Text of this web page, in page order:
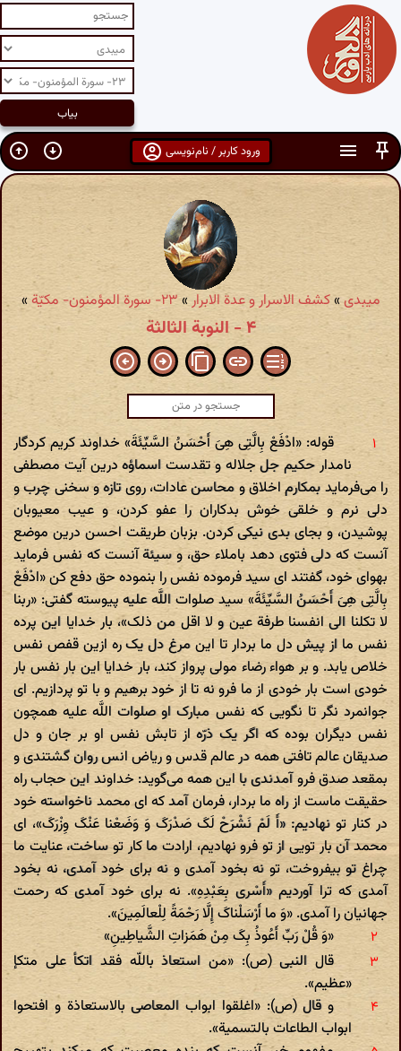
ورود کاربر / نام‌نویسی
میبدی»کشف الاسرار و عدة الابرار» ۲۳- سورة المؤمنون- مکیّة »
۴ - النوبة الثالثة
قوله: «ادْفَعْ بِالَّتِی هِیَ أَحْسَنُ السَّیِّئَةَ» خداوند کریم کردگار
نامدار حکیم جل جلاله و تقدست اسماؤه درین آیت مصطفی
را می‌فرماید بمکارم اخلاق و محاسن عادات، روی تازه و سخنی چرب و
دلی نرم و خلقی خوش بدکاران را عفو کردن، و عیب معیوبان
پوشیدن، و بجای بدی نیکی کردن. بزبان طریقت احسن درین موضع
آنست که دلی فتوی دهد باملاء حق، و سیئة آنست که نفس فرماید
بهوای خود، گفتند ای سید فرموده نفس را بنموده حق دفع کن «ادْفَعْ
بِالَّتِی هِیَ أَحْسَنُ السَّیِّئَةَ» سید صلوات اللَّه علیه پیوسته گفتی: «ربنا
لا تکلنا الی انفسنا طرفة عین و لا اقل من ذلک»، بار خدایا این پرده
نفس ما از پیش دل ما بردار تا این مرغ دل یک ره ازین قفص نفس
خلاص یابد. و بر هواء رضاء مولی پرواز کند، بار خدایا این بار نفس بار
خودی است بار خودی از ما فرو نه تا از خود برهیم و با تو پردازیم. ای
جوانمرد نگر تا نگویی که نفس مبارک او صلوات اللَّه علیه همچون
نفس دیگران بوده که اگر یک ذرّه از تابش نفس او بر جان و دل
صدیقان عالم تافتی همه در عالم قدس و ریاض انس روان گشتندی و
بمقعد صدق فرو آمدندی با این همه می‌گوید: خداوند این حجاب راه
حقیقت ماست از راه ما بردار، فرمان آمد که ای محمد ناخواسته خود
در کنار تو نهادیم: «أَ لَمْ نَشْرَحْ لَکَ صَدْرَکَ وَ وَضَعْنا عَنْکَ وِزْرَکَ»، ای
محمد آن بار تویی از تو فرو نهادیم، ارادت ما کار تو ساخت، عنایت ما
چراغ تو بیفروخت، تو نه بخود آمدی و نه برای خود آمدی، نه بخود
آمدی که ترا آوردیم «أَسْری‌ بِعَبْدِهِ». نه برای خود آمدی که رحمت
جهانیان را آمدی. «وَ ما أَرْسَلْناکَ إِلَّا رَحْمَةً لِلْعالَمِینَ».
«وَ قُلْ رَبِّ أَعُوذُ بِکَ مِنْ هَمَزاتِ الشَّیاطِینِ»
قال النبی (ص): «من استعاذ باللّه فقد اتکأ علی متکإ
«عظیم».
و قال (ص): «اغلقوا ابواب المعاصی بالاستعاذة و افتحوا
ابواب الطاعات بالتسمیة».